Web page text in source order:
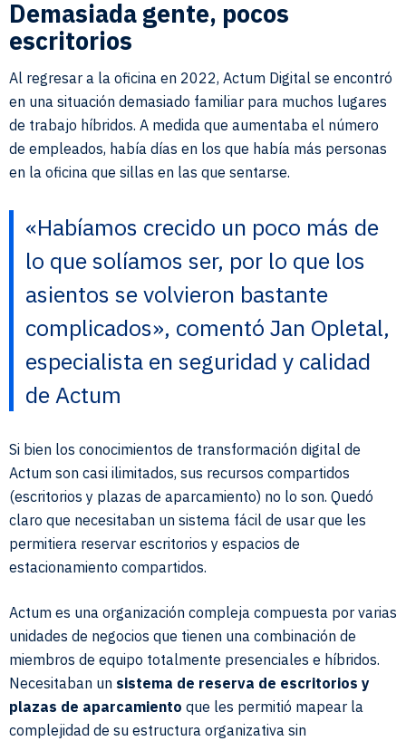
Demasiada gente, pocos
escritorios
Al regresar a la oficina en 2022, Actum Digital se encontró
en una situación demasiado familiar para muchos lugares
de trabajo híbridos. A medida que aumentaba el número
de empleados, había días en los que había más personas
en la oficina que sillas en las que sentarse.
«Habíamos crecido un poco más de
lo que solíamos ser, por lo que los
asientos se volvieron bastante
complicados», comentó Jan Opletal,
especialista en seguridad y calidad
de Actum
Si bien los conocimientos de transformación digital de
Actum son casi ilimitados, sus recursos compartidos
(escritorios y plazas de aparcamiento) no lo son. Quedó
claro que necesitaban un sistema fácil de usar que les
permitiera reservar escritorios y espacios de
estacionamiento compartidos.
Actum es una organización compleja compuesta por varias
unidades de negocios que tienen una combinación de
miembros de equipo totalmente presenciales e híbridos.
Necesitaban un sistema de reserva de escritorios y
plazas de aparcamiento que les permitió mapear la
complejidad de su estructura organizativa sin